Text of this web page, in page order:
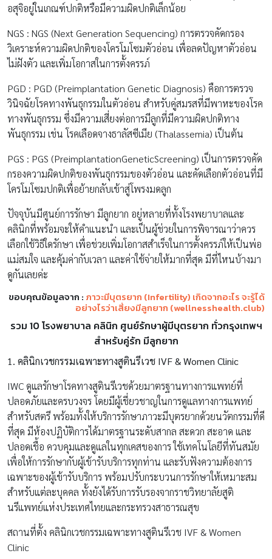
อสุจิอยู่ในเกณฑ์ปกติหรือมีความผิดปกติเล็กน้อย
NGS : NGS (Next Generation Sequencing) การตรวจคัดกรอง
วิเคราะห์ความผิดปกติของโครโมโซมตัวอ่อน เพื่อลดปัญหาตัวอ่อน
ไม่ฝังตัว และเพิ่มโอกาสในการตั้งครรภ์
PGD : PGD (Preimplantation Genetic Diagnosis) คือการตรวจ
วินิจฉัยโรคทางพันธุกรรมในตัวอ่อน สำหรับคู่สมรสที่มีพาหะของโรค
ทางพันธุกรรม ซึ่งมีความเสี่ยงต่อการมีลูกที่มีความผิดปกติทาง
พันธุกรรม เช่น โรคเลือดจางธาลัสซีเมีย (Thalassemia) เป็นต้น
PGS : PGS (PreimplantationGeneticScreening) เป็นการตรวจคัด
กรองความผิดปกติของพันธุกรรมของตัวอ่อน และคัดเลือกตัวอ่อนที่มี
โครโมโซมปกติเพื่อย้ายกลับเข้าสู่โพรงมดลูก
ปัจจุบันมีศูนย์การรักษา มีลูกยาก อยู่หลายที่ทั้งโรงพยาบาลและ
คลินิกที่พร้อมจะให้คำแนะนำ และเป็นผู้ช่วยในการพิจารณาว่าควร
เลือกใช้วิธีใดรักษา เพื่อช่วยเพิ่มโอกาสสำเร็จในการตั้งครรภ์ให้เป็นพ่อ
แม่สมใจ และคุ้มค่ากับเวลา และค่าใช้จ่ายให้มากที่สุด มีที่ไหนบ้างมา
ดูกันเลยค่ะ
ขอบคุณข้อมูลจาก : ภาวะมีบุตรยาก (Infertility) เกิดจากอะไร จะรู้ได้
อย่างไรว่าเสี่ยงมีลูกยาก (wellnesshealth.club)
รวม 10โรงพยาบาล คลินิก ศูนย์รักษาผู้มีบุตรยาก ทั่วกรุงเทพฯ
สำหรับคู่รัก มีลูกยาก
1. คลินิกเวชกรรมเฉพาะทางสูตินรีเวช IVF & Women Clinic
IWC ดูแลรักษาโรคทางสูตินรีเวชด้วยมาตรฐานทางการแพทย์ที่
ปลอดภัยและครบวงจร โดยมีผู้เชี่ยวชาญในการดูแลทางการแพทย์
สำหรับสตรี พร้อมทั้งให้บริการรักษาภาวะมีบุตรยากด้วยนวัตกรรมที่ดี
ที่สุด มีห้องปฏิบัติการได้มาตรฐานระดับสากล สะดวก สะอาด และ
ปลอดเชื้อ ควบคุมและดูแลในทุกเคสของการ ใช้เทคโนโลยีที่ทันสมัย
เพื่อให้การรักษากับผู้เข้ารับบริการทุกท่าน และรับฟังความต้องการ
เฉพาะของผู้เข้ารับบริการ พร้อมปรับกระบวนการรักษาให้เหมาะสม
สำหรับแต่ละบุคคล ทั้งยังได้รับการรับรองจากราชวิทยาลัยสูติ
นรีแพทย์แห่งประเทศไทยและกระทรวงสาธารณสุข
สถานที่ตั้ง คลินิกเวชกรรมเฉพาะทางสูตินรีเวช IVF & Women
Clinic